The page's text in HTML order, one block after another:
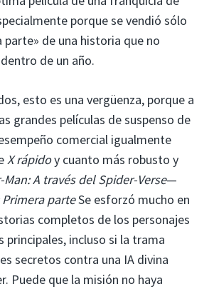
porque se vendió sólo
parte» de una historia que no
de un año.
esto es una vergüenza, porque a
grandes películas de suspenso de
comercial igualmente
X rápidoy cuanto más robusto y
Man: A través del Spider-Verse—
Primera parteSe esforzó mucho en
completos de los personajes
principales, incluso si la trama
secretos contra una IA divina
Puede que la misión no haya